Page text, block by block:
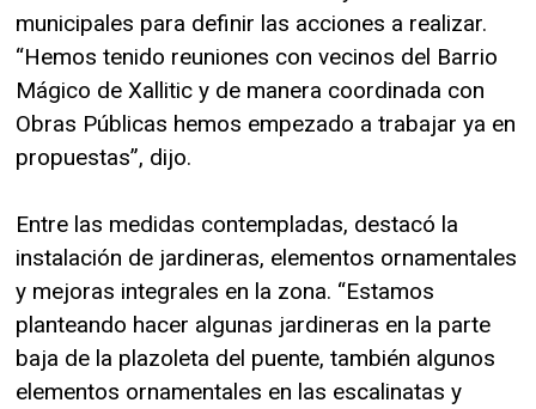
municipales para definir las acciones a realizar.
“Hemos tenido reuniones con vecinos del Barrio
Mágico de Xallitic y de manera coordinada con
Obras Públicas hemos empezado a trabajar ya en
propuestas”, dijo.
Entre las medidas contempladas, destacó la
instalación de jardineras, elementos ornamentales
y mejoras integrales en la zona. “Estamos
planteando hacer algunas jardineras en la parte
baja de la plazoleta del puente, también algunos
elementos ornamentales en las escalinatas y